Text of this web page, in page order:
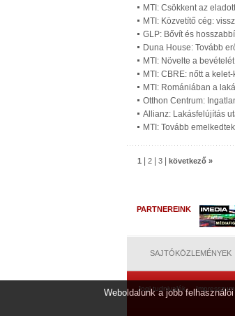
MTI: Csökkent az
MTI: Közvetítő cég:
GLP: Bővít és
Duna House: Tovább
MTI: Növelte a
MTI: CBRE: nőtt a
MTI: Romániában a
Otthon Centrum:
Allianz: Lakásfelújítás
MTI: Tovább
1 2 3 következő »
PARTNEREINK
SAJTÓKÖZLEMÉNYEK
Jogi tudnivalók Impresszum
Weboldalunk a jobb